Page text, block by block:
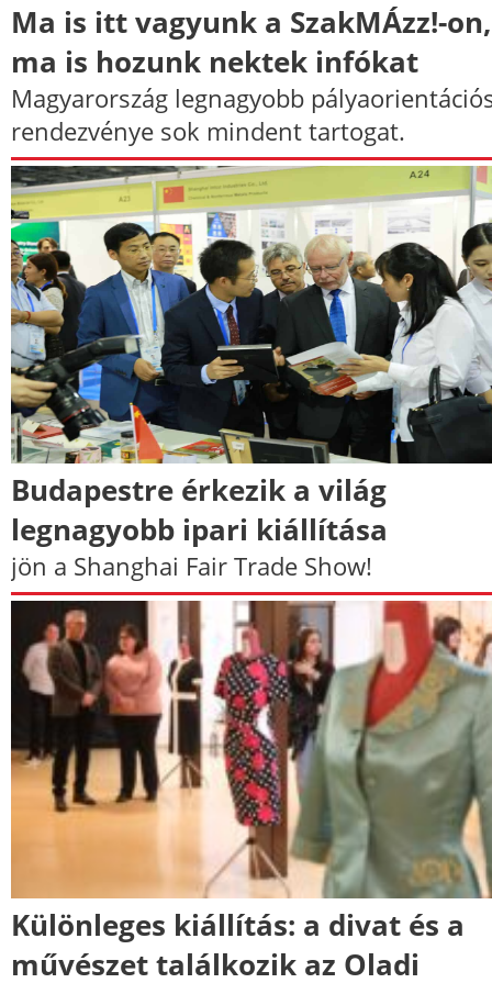
Ma is itt vagyunk a SzakMÁzz!-
ma is hozunk nektek infókat
Magyarország legnagyobb
rendezvénye sok mindent tartogat.
Budapestre érkezik a világ
legnagyobb ipari kiállítása
jön a Shanghai Fair Trade Show!
Különleges kiállítás: a divat és a
művészet találkozik az Oladi